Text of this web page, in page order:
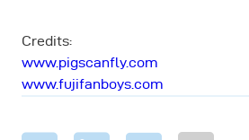
Credits:
www.pigscanfly.com
www.fujifanboys.com